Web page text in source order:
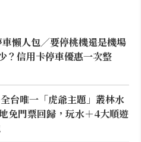
懶人包／要停桃機還是機場
？信用卡停車優惠一次整
全台唯一「虎爺主題」叢林水
免門票回歸，玩水＋4大順遊